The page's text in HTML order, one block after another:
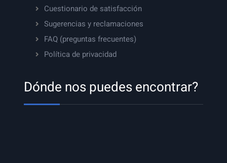
Cuestionario de satisfacción
Sugerencias y reclamaciones
FAQ (preguntas frecuentes)
Política de privacidad
Dónde nos puedes encontrar?